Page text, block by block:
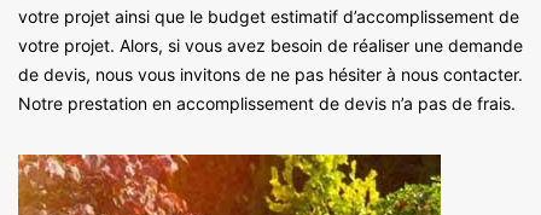
votre projet ainsi que le budget estimatif d’accomplissement de
votre projet. Alors, si vous avez besoin de réaliser une demande
de devis, nous vous invitons de ne pas hésiter à nous contacter.
Notre prestation en accomplissement de devis n’a pas de frais.